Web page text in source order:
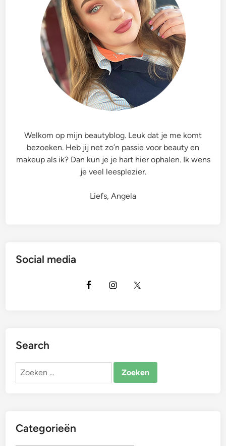
Welkom op mijn beautyblog. Leuk dat je me komt
bezoeken. Heb jij net zo’n passie voor beauty en
makeup als ik? Dan kun je je hart hier ophalen. Ik wens
je veel leesplezier.
Liefs, Angela
Social media
Search
Zoeken
Categorieën